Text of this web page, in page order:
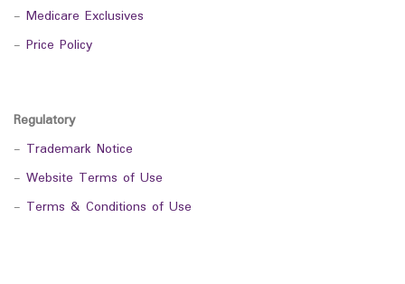
- Medicare Exclusives
- Price Policy
Regulatory
- Trademark Notice
- Website Terms of Use
- Terms & Conditions of Use